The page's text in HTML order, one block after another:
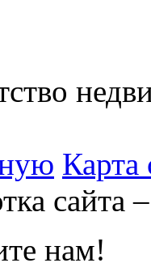
Карта
сайта –
нам!